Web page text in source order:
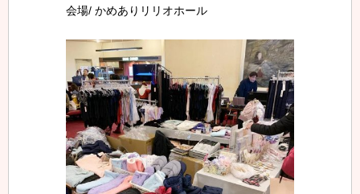
会場/ かめありリリオホール